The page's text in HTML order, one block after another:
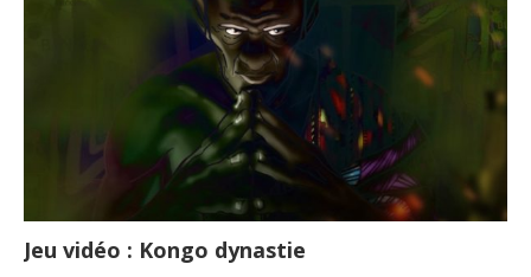
Jeu vidéo : Kongo dynastie